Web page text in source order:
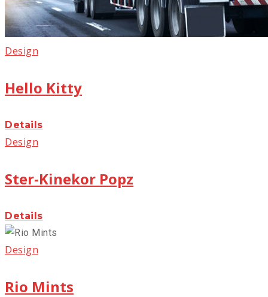
Design
Hello Kitty
Details
Design
Ster-Kinekor Popz
Details
Design
Rio Mints